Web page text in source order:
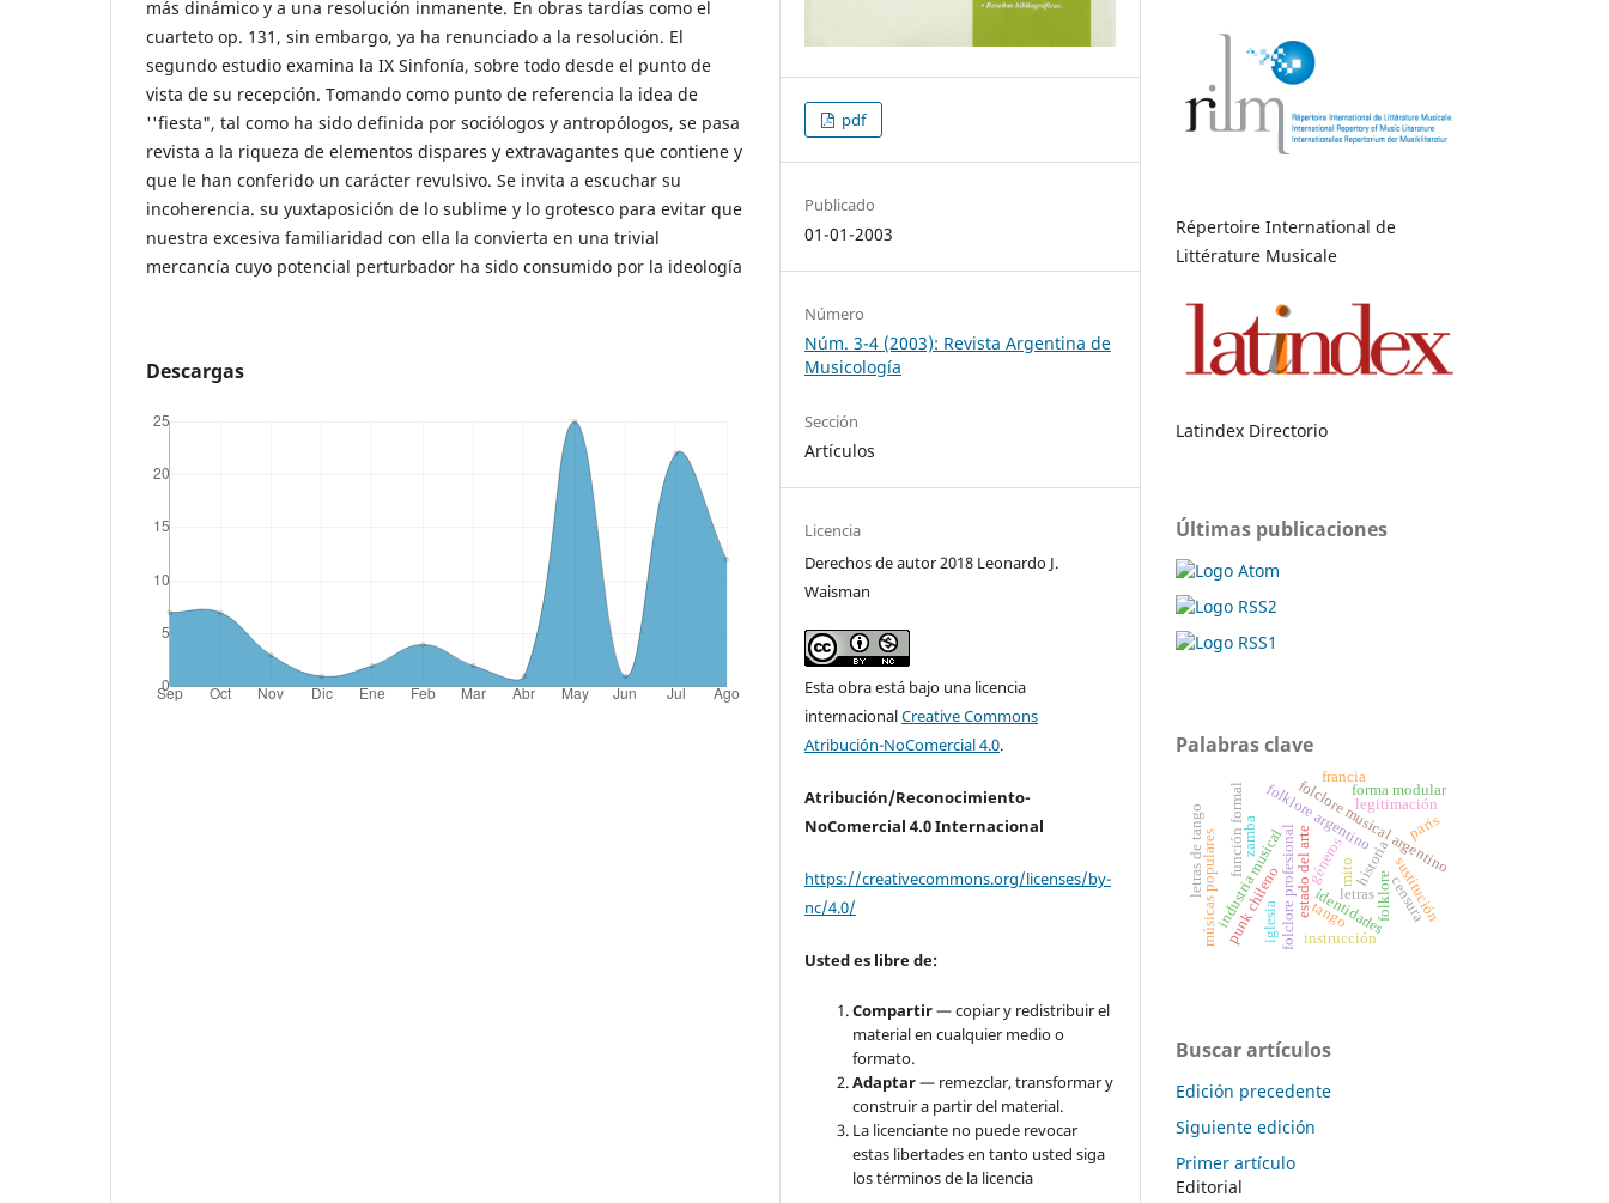
más dinámico y a una resolución inmanente. En obras tardías como el
cuarteto op. 131, sin embargo, ya ha renunciado a la resolución. El
segundo estudio examina la IX Sinfonía, sobre todo desde el punto de
vista de su recepción. Tomando como punto de referencia la idea de
''fiesta", tal como ha sido definida por sociólogos y antropólogos, se pasa
revista a la riqueza de elementos dispares y extravagantes que contiene y
que le han conferido un carácter revulsivo. Se invita a escuchar su
incoherencia. su yuxtaposición de lo sublime y lo grotesco para evitar que
nuestra excesiva familiaridad con ella la convierta en una trivial
mercancía cuyo potencial perturbador ha sido consumido por la ideología
Descargas
pdf
Publicado
01-01-2003
Número
Núm. 3-4 (2003): Revista Argentina de
Musicología
Sección
Artículos
Licencia
Derechos de autor 2018 Leonardo J.
Waisman
Esta obra está bajo una licencia
internacionalCreative Commons
Atribución-NoComercial 4.0.
Atribución/Reconocimiento-
NoComercial 4.0 Internacional
https://creativecommons.org/licenses/by-
nc/4.0/
Usted es libre de:
Compartir— copiar y redistribuir el
material en cualquier medio o
formato.
Adaptar— remezclar, transformar y
construir a partir del material.
La licenciante no puede revocar
estas libertades en tanto usted siga
los términos de la licencia
Répertoire International de
Littérature Musicale
Latindex Directorio
Últimas publicaciones
Palabras clave
folclore musical argentino
estado del arte
folclore profesionalgéneros historia
folklore
industria musical
folklore argentino
músicas populares
legitimación
identidades
zamba
función formal forma modular
instrucción
punk chileno tango
letras de tango letras censura
sustitución
mito
parís
iglesia
francia
Buscar artículos
Edición precedente
Siguiente edición
Primer artículo
Editorial